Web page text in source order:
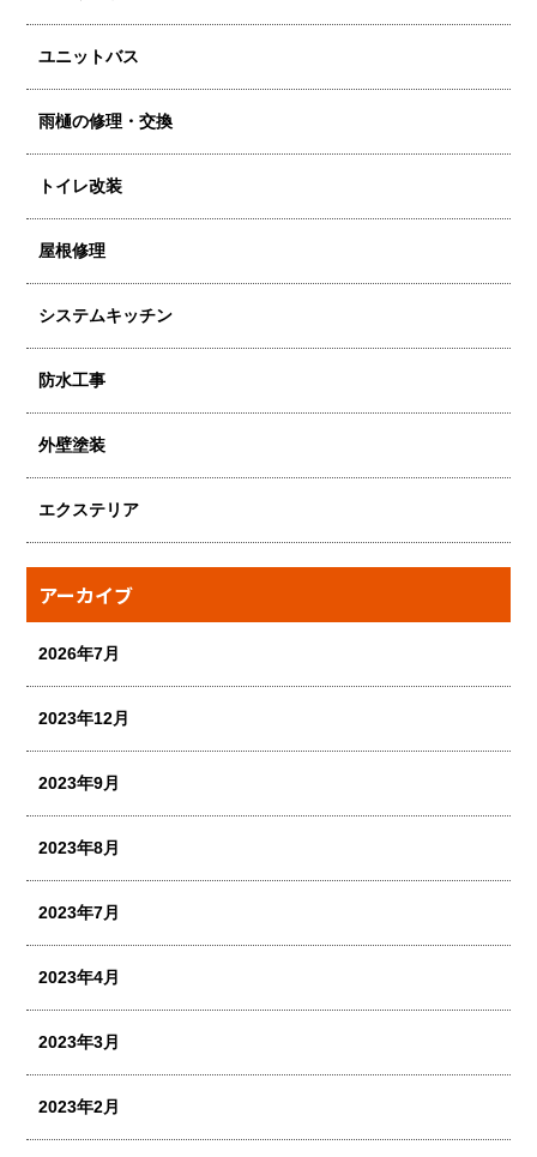
ユニットバス
雨樋の修理・交換
トイレ改装
屋根修理
システムキッチン
防水工事
外壁塗装
エクステリア
アーカイブ
2026年7月
2023年12月
2023年9月
2023年8月
2023年7月
2023年4月
2023年3月
2023年2月